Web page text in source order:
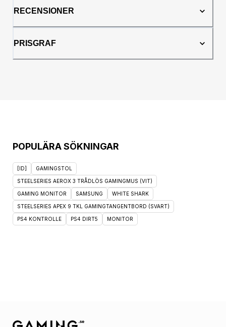
RECENSIONER
PRISGRAF
POPULÄRA SÖKNINGAR
[ID] GAMINGSTOL
STEELSERIES AEROX 3 TRÅDLÖS GAMINGMUS (VIT)
GAMING MONITOR SAMSUNG WHITE SHARK
STEELSERIES APEX 9 TKL GAMINGTANGENTBORD (SVART)
PS4 KONTROLLE PS4 DIRT5 MONITOR